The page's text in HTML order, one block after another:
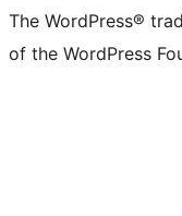
The WordPress®
of the WordPress